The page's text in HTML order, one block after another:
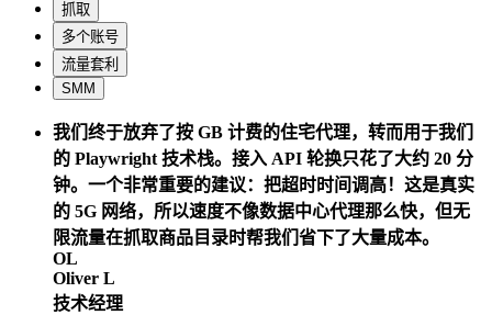
抓取
多个账号
流量套利
SMM
我们终于放弃了按 GB 计费的住宅代理，转而用于我们
的 Playwright 技术栈。接入 API 轮换只花了大约 20 分
钟。一个非常重要的建议：把超时时间调高！这是真实
的 5G 网络，所以速度不像数据中心代理那么快，但无
限流量在抓取商品目录时帮我们省下了大量成本。
OL
Oliver L
技术经理